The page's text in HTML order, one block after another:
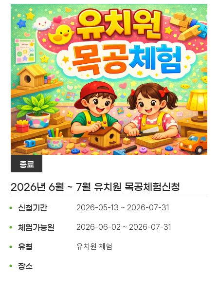
종료
2026년 6월 ~ 7월 유치원 목공체험신청
신청기간 2026-05-13 ~ 2026-07-31
체험가능일 2026-06-02 ~ 2026-07-31
유형 유치원 체험
장소